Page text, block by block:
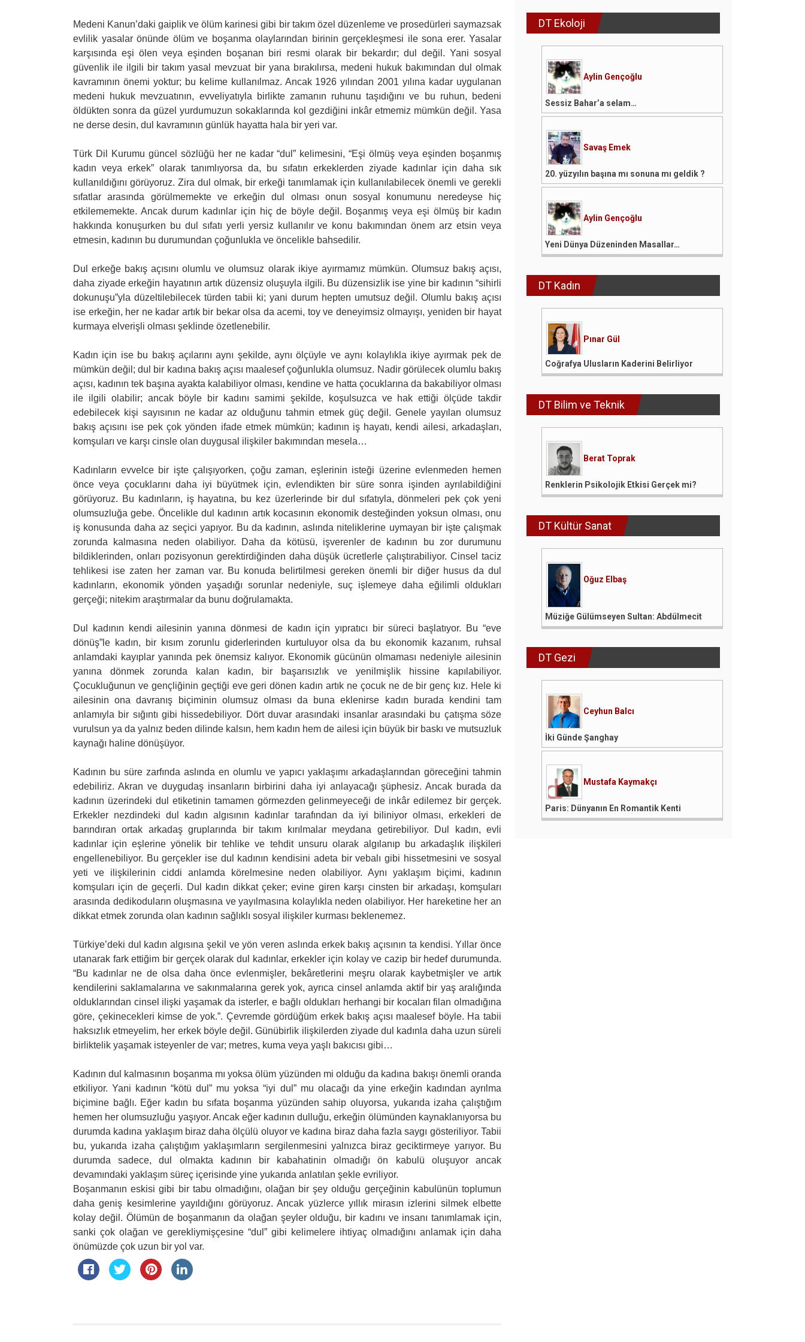
Medeni Kanun’daki gaiplik ve ölüm karinesi gibi bir takım özel düzenleme ve prosedürleri saymazsak
evlilik yasalar önünde ölüm ve boşanma olaylarından birinin gerçekleşmesi ile sona erer. Yasalar
karşısında eşi ölen veya eşinden boşanan biri resmi olarak bir bekardır; dul değil. Yani sosyal
güvenlik ile ilgili bir takım yasal mevzuat bir yana bırakılırsa, medeni hukuk bakımından dul olmak
kavramının önemi yoktur; bu kelime kullanılmaz. Ancak 1926 yılından 2001 yılına kadar uygulanan
medeni hukuk mevzuatının, evveliyatıyla birlikte zamanın ruhunu taşıdığını ve bu ruhun, bedeni
öldükten sonra da güzel yurdumuzun sokaklarında kol gezdiğini inkâr etmemiz mümkün değil. Yasa
ne derse desin, dul kavramının günlük hayatta hala bir yeri var.
Türk Dil Kurumu güncel sözlüğü her ne kadar “dul” kelimesini, “Eşi ölmüş veya eşinden boşanmış
kadın veya erkek” olarak tanımlıyorsa da, bu sıfatın erkeklerden ziyade kadınlar için daha sık
kullanıldığını görüyoruz. Zira dul olmak, bir erkeği tanımlamak için kullanılabilecek önemli ve gerekli
sıfatlar arasında görülmemekte ve erkeğin dul olması onun sosyal konumunu neredeyse hiç
etkilememekte. Ancak durum kadınlar için hiç de böyle değil. Boşanmış veya eşi ölmüş bir kadın
hakkında konuşurken bu dul sıfatı yerli yersiz kullanılır ve konu bakımından önem arz etsin veya
etmesin, kadının bu durumundan çoğunlukla ve öncelikle bahsedilir.
Dul erkeğe bakış açısını olumlu ve olumsuz olarak ikiye ayırmamız mümkün. Olumsuz bakış açısı,
daha ziyade erkeğin hayatının artık düzensiz oluşuyla ilgili. Bu düzensizlik ise yine bir kadının “sihirli
dokunuşu”yla düzeltilebilecek türden tabii ki; yani durum hepten umutsuz değil. Olumlu bakış açısı
ise erkeğin, her ne kadar artık bir bekar olsa da acemi, toy ve deneyimsiz olmayışı, yeniden bir hayat
kurmaya elverişli olması şeklinde özetlenebilir.
Kadın için ise bu bakış açılarını aynı şekilde, aynı ölçüyle ve aynı kolaylıkla ikiye ayırmak pek de
mümkün değil; dul bir kadına bakış açısı maalesef çoğunlukla olumsuz. Nadir görülecek olumlu bakış
açısı, kadının tek başına ayakta kalabiliyor olması, kendine ve hatta çocuklarına da bakabiliyor olması
ile ilgili olabilir; ancak böyle bir kadını samimi şekilde, koşulsuzca ve hak ettiği ölçüde takdir
edebilecek kişi sayısının ne kadar az olduğunu tahmin etmek güç değil. Genele yayılan olumsuz
bakış açısını ise pek çok yönden ifade etmek mümkün; kadının iş hayatı, kendi ailesi, arkadaşları,
komşuları ve karşı cinsle olan duygusal ilişkiler bakımından mesela…
Kadınların evvelce bir işte çalışıyorken, çoğu zaman, eşlerinin isteği üzerine evlenmeden hemen
önce veya çocuklarını daha iyi büyütmek için, evlendikten bir süre sonra işinden ayrılabildiğini
görüyoruz. Bu kadınların, iş hayatına, bu kez üzerlerinde bir dul sıfatıyla, dönmeleri pek çok yeni
olumsuzluğa gebe. Öncelikle dul kadının artık kocasının ekonomik desteğinden yoksun olması, onu
iş konusunda daha az seçici yapıyor. Bu da kadının, aslında niteliklerine uymayan bir işte çalışmak
zorunda kalmasına neden olabiliyor. Daha da kötüsü, işverenler de kadının bu zor durumunu
bildiklerinden, onları pozisyonun gerektirdiğinden daha düşük ücretlerle çalıştırabiliyor. Cinsel taciz
tehlikesi ise zaten her zaman var. Bu konuda belirtilmesi gereken önemli bir diğer husus da dul
kadınların, ekonomik yönden yaşadığı sorunlar nedeniyle, suç işlemeye daha eğilimli oldukları
gerçeği; nitekim araştırmalar da bunu doğrulamakta.
Dul kadının kendi ailesinin yanına dönmesi de kadın için yıpratıcı bir süreci başlatıyor. Bu “eve
dönüş”le kadın, bir kısım zorunlu giderlerinden kurtuluyor olsa da bu ekonomik kazanım, ruhsal
anlamdaki kayıplar yanında pek önemsiz kalıyor. Ekonomik gücünün olmaması nedeniyle ailesinin
yanına dönmek zorunda kalan kadın, bir başarısızlık ve yenilmişlik hissine kapılabiliyor.
Çocukluğunun ve gençliğinin geçtiği eve geri dönen kadın artık ne çocuk ne de bir genç kız. Hele ki
ailesinin ona davranış biçiminin olumsuz olması da buna eklenirse kadın burada kendini tam
anlamıyla bir sığıntı gibi hissedebiliyor. Dört duvar arasındaki insanlar arasındaki bu çatışma söze
vurulsun ya da yalnız beden dilinde kalsın, hem kadın hem de ailesi için büyük bir baskı ve mutsuzluk
kaynağı haline dönüşüyor.
Kadının bu süre zarfında aslında en olumlu ve yapıcı yaklaşımı arkadaşlarından göreceğini tahmin
edebiliriz. Akran ve duygudaş insanların birbirini daha iyi anlayacağı şüphesiz. Ancak burada da
kadının üzerindeki dul etiketinin tamamen görmezden gelinmeyeceği de inkâr edilemez bir gerçek.
Erkekler nezdindeki dul kadın algısının kadınlar tarafından da iyi biliniyor olması, erkekleri de
barındıran ortak arkadaş gruplarında bir takım kırılmalar meydana getirebiliyor. Dul kadın, evli
kadınlar için eşlerine yönelik bir tehlike ve tehdit unsuru olarak algılanıp bu arkadaşlık ilişkileri
engellenebiliyor. Bu gerçekler ise dul kadının kendisini adeta bir vebalı gibi hissetmesini ve sosyal
yeti ve ilişkilerinin ciddi anlamda körelmesine neden olabiliyor. Aynı yaklaşım biçimi, kadının
komşuları için de geçerli. Dul kadın dikkat çeker; evine giren karşı cinsten bir arkadaşı, komşuları
arasında dedikoduların oluşmasına ve yayılmasına kolaylıkla neden olabiliyor. Her hareketine her an
dikkat etmek zorunda olan kadının sağlıklı sosyal ilişkiler kurması beklenemez.
Türkiye’deki dul kadın algısına şekil ve yön veren aslında erkek bakış açısının ta kendisi. Yıllar önce
utanarak fark ettiğim bir gerçek olarak dul kadınlar, erkekler için kolay ve cazip bir hedef durumunda.
“Bu kadınlar ne de olsa daha önce evlenmişler, bekâretlerini meşru olarak kaybetmişler ve artık
kendilerini saklamalarına ve sakınmalarına gerek yok, ayrıca cinsel anlamda aktif bir yaş aralığında
olduklarından cinsel ilişki yaşamak da isterler, e bağlı oldukları herhangi bir kocaları filan olmadığına
göre, çekinecekleri kimse de yok.”. Çevremde gördüğüm erkek bakış açısı maalesef böyle. Ha tabii
haksızlık etmeyelim, her erkek böyle değil. Günübirlik ilişkilerden ziyade dul kadınla daha uzun süreli
birliktelik yaşamak isteyenler de var; metres, kuma veya yaşlı bakıcısı gibi…
Kadının dul kalmasının boşanma mı yoksa ölüm yüzünden mi olduğu da kadına bakışı önemli oranda
etkiliyor. Yani kadının “kötü dul” mu yoksa “iyi dul” mu olacağı da yine erkeğin kadından ayrılma
biçimine bağlı. Eğer kadın bu sıfata boşanma yüzünden sahip oluyorsa, yukarıda izaha çalıştığım
hemen her olumsuzluğu yaşıyor. Ancak eğer kadının dulluğu, erkeğin ölümünden kaynaklanıyorsa bu
durumda kadına yaklaşım biraz daha ölçülü oluyor ve kadına biraz daha fazla saygı gösteriliyor. Tabii
bu, yukarıda izaha çalıştığım yaklaşımların sergilenmesini yalnızca biraz geciktirmeye yarıyor. Bu
durumda sadece, dul olmakta kadının bir kabahatinin olmadığı ön kabulü oluşuyor ancak
devamındaki yaklaşım süreç içerisinde yine yukarıda anlatılan şekle evriliyor.
Boşanmanın eskisi gibi bir tabu olmadığını, olağan bir şey olduğu gerçeğinin kabulünün toplumun
daha geniş kesimlerine yayıldığını görüyoruz. Ancak yüzlerce yıllık mirasın izlerini silmek elbette
kolay değil. Ölümün de boşanmanın da olağan şeyler olduğu, bir kadını ve insanı tanımlamak için,
sanki çok olağan ve gerekliymişçesine “dul” gibi kelimelere ihtiyaç olmadığını anlamak için daha
önümüzde çok uzun bir yol var.
DT Ekoloji
Aylin Gençoğlu
Sessiz Bahar’a selam…
Savaş Emek
20. yüzyılın başına mı sonuna mı geldik ?
Aylin Gençoğlu
Yeni Dünya Düzeninden Masallar…
DT Kadın
Pınar Gül
Coğrafya Ulusların Kaderini Belirliyor
DT Bilim ve Teknik
Berat Toprak
Renklerin Psikolojik Etkisi Gerçek mi?
DT Kültür Sanat
Oğuz Elbaş
Müziğe Gülümseyen Sultan: Abdülmecit
DT Gezi
Ceyhun Balcı
İki Günde Şanghay
Mustafa Kaymakçı
Paris: Dünyanın En Romantik Kenti